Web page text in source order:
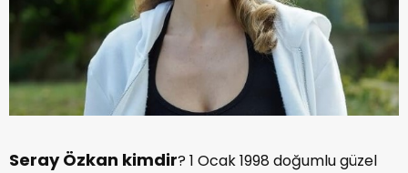
Seray Özkan kimdir? 1 Ocak 1998 doğumlu güzel